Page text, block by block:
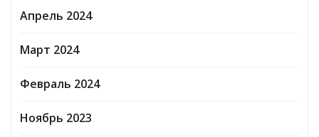
Апрель 2024
Март 2024
Февраль 2024
Ноябрь 2023